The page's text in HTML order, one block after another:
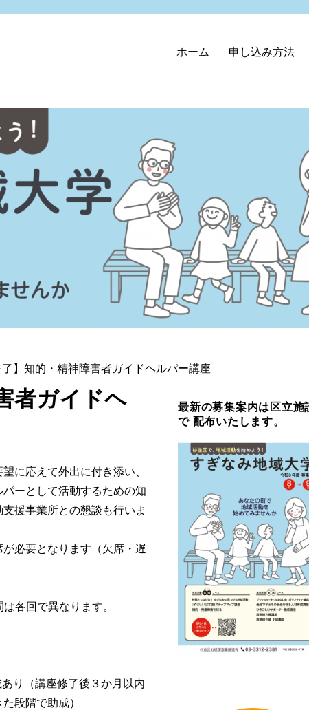
ホーム 申し込み方法
了】知的・精神障害者ガイドヘルパー講座
者ガイドヘ
に応えて外出に付き添い、
ーとして活動するための知
援事業所との懇談も行いま
必要となります（欠席・遅
各回で異なります。
り（講座修了後３か月以内
段階で助成）
最新の募集案内は区立施
で 配布いたします。